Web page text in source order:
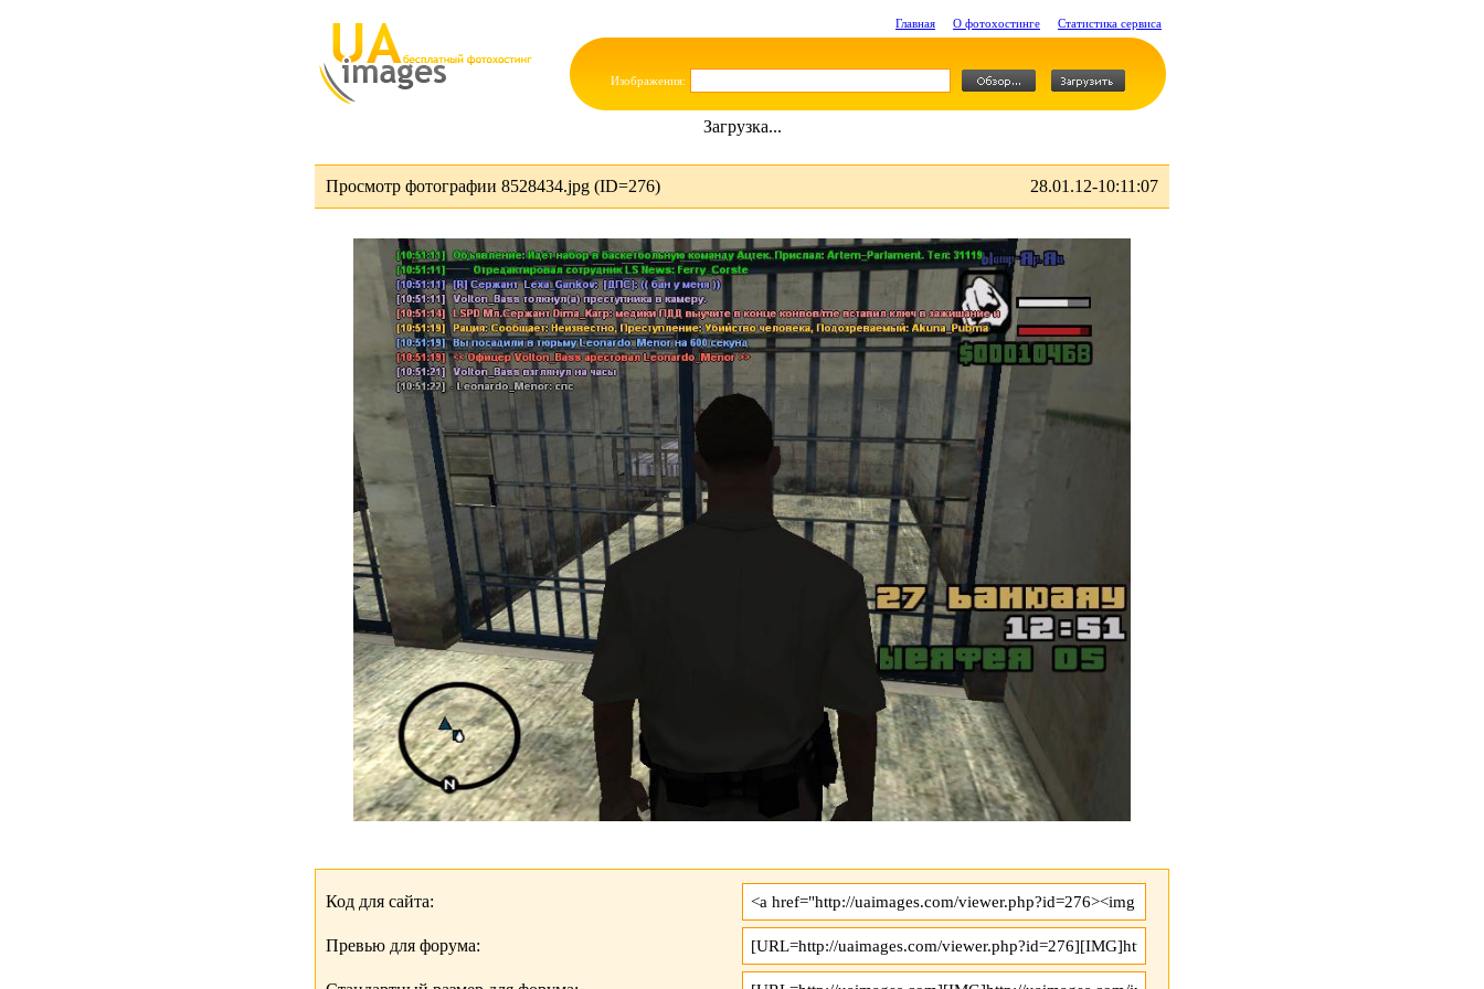
Главная О фотохостинге Статистика сервиса
Изображения:
Загрузка...
Просмотр фотографии 8528434.jpg (ID=276) 28.01.12-10:11:07
Код для сайта:
Превью для форума: